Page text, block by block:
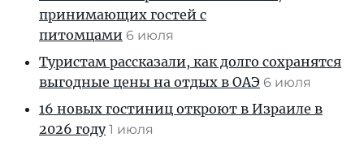
принимающих гостей с
питомцами 6 июля
Туристам рассказали, как долго сохранятся
выгодные цены на отдых в ОАЭ 6 июля
16 новых гостиниц откроют в Израиле в
2026 году 1 июля